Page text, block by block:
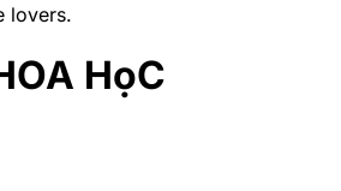
lovers.
HọC